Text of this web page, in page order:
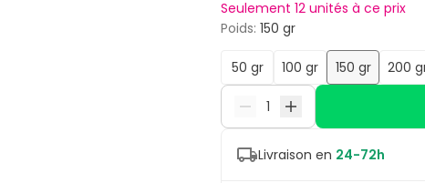
Seulement 12 unités à ce prix
Poids: 150 gr
50 gr 100 gr 150 gr 200
Livraison en 24-72h